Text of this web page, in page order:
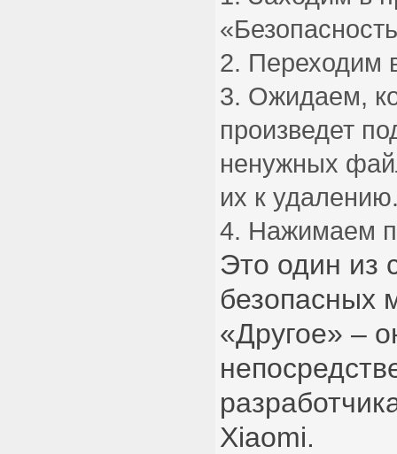
Переходим
Ожидаем,
произведет
ненужных
их к
Нажимаем
Это один из
безопасных
«Другое» –
Xiaomi.